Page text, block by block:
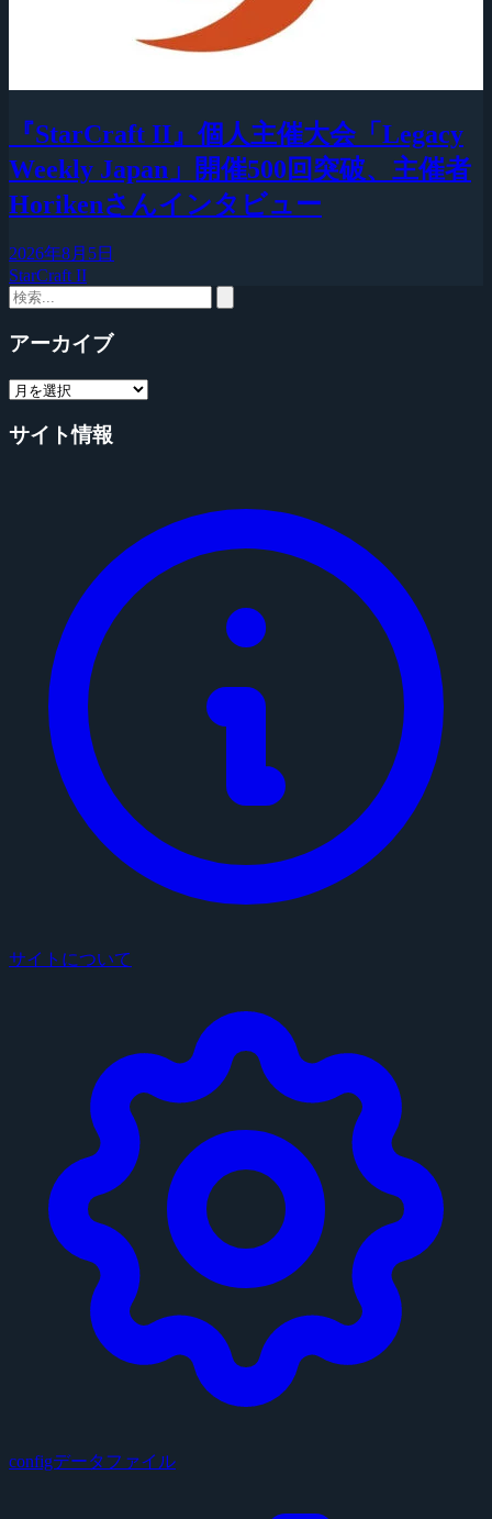
『StarCraft II』個人主催大会「Legacy
Weekly Japan」開催500回突破、主催者
Horikenさんインタビュー
2026年8月5日
StarCraft II
アーカイブ
サイト情報
サイトについて
configデータファイル